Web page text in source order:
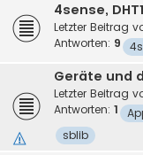
4sense,
Letzter Beitrag
Antworten: 9
Geräte und
Letzter Beitrag
Antworten: 1
sblib